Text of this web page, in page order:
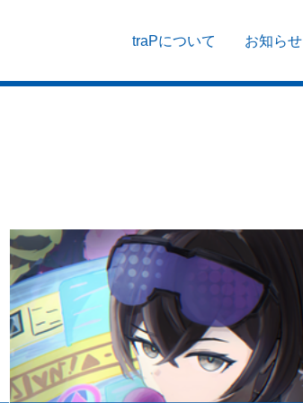
traPについて お知らせ